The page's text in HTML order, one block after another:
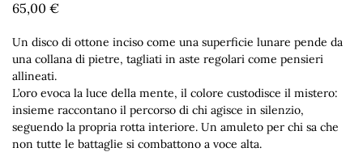
65,00 €
Un disco di ottone inciso come una superficie lunare pende da
una collana di pietre, tagliati in aste regolari come pensieri
allineati.
L’oro evoca la luce della mente, il colore custodisce il mistero:
insieme raccontano il percorso di chi agisce in silenzio,
seguendo la propria rotta interiore. Un amuleto per chi sa che
non tutte le battaglie si combattono a voce alta.